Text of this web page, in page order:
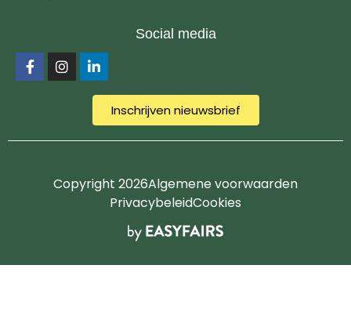
Social media
Inschrijven nieuwsbrief
Copyright 2026Algemene voorwaarden
PrivacybeleidCookies